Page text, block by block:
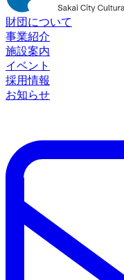
財団について
事業紹介
施設案内
イベント
採用情報
お知らせ